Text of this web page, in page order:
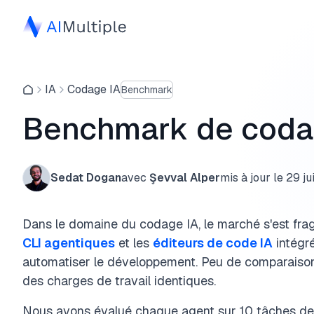
IA Codage IABenchmark
Benchmark de
Sedat Doganavec Şevval Alpermis à jour le 29
Dans le domaine du codage IA, le marché s'est
CLI agentiques et les éditeurs de code IA
automatiser le développement. Peu de
des charges de travail identiques.